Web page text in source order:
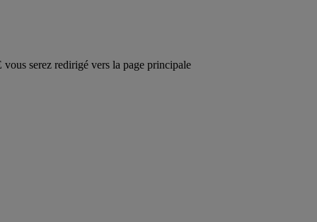
serez redirigé vers la page principale